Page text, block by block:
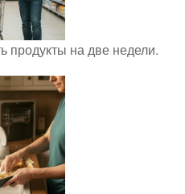
продукты на две недели.